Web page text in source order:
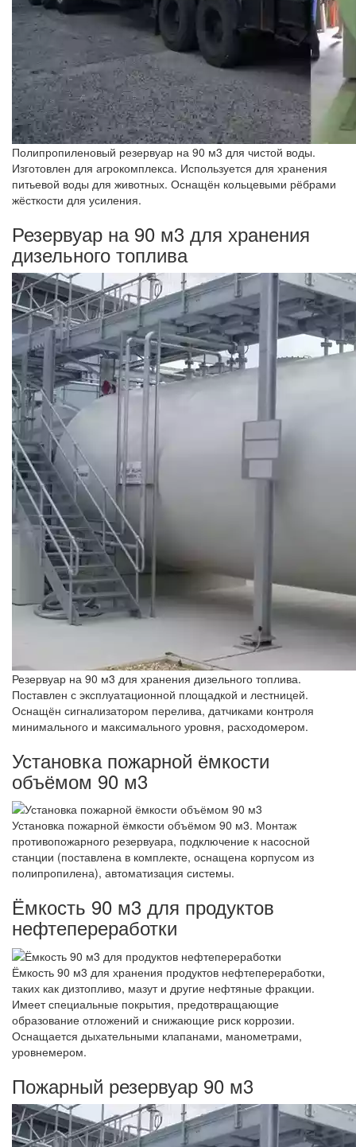
Полипропиленовый резервуар на 90 м3 для чистой воды.
Изготовлен для агрокомплекса. Используется для хранения
питьевой воды для животных. Оснащён кольцевыми рёбрами
жёсткости для усиления.
Резервуар на 90 м3 для хранения
дизельного топлива
Резервуар на 90 м3 для хранения дизельного топлива.
Поставлен с эксплуатационной площадкой и лестницей.
Оснащён сигнализатором перелива, датчиками контроля
минимального и максимального уровня, расходомером.
Установка пожарной ёмкости
объёмом 90 м3
Установка пожарной ёмкости объёмом 90 м3. Монтаж
противопожарного резервуара, подключение к насосной
станции (поставлена в комплекте, оснащена корпусом из
полипропилена), автоматизация системы.
Ёмкость 90 м3 для продуктов
нефтепереработки
Ёмкость 90 м3 для хранения продуктов нефтепереработки,
таких как дизтопливо, мазут и другие нефтяные фракции.
Имеет специальные покрытия, предотвращающие
образование отложений и снижающие риск коррозии.
Оснащается дыхательными клапанами, манометрами,
уровнемером.
Пожарный резервуар 90 м3